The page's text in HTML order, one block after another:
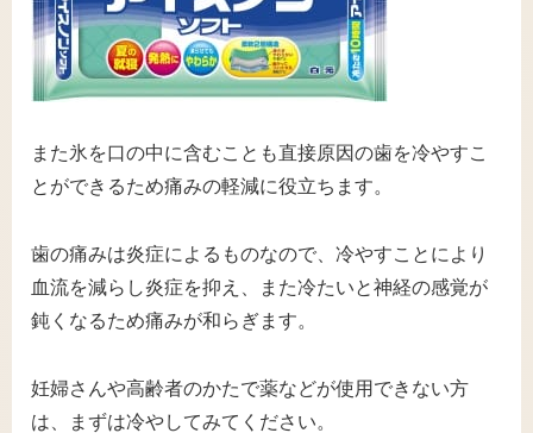
また氷を口の中に含むことも直接原因の歯を冷やすこ
とができるため痛みの軽減に役立ちます。
歯の痛みは炎症によるものなので、冷やすことにより
血流を減らし炎症を抑え、また冷たいと神経の感覚が
鈍くなるため痛みが和らぎます。
妊婦さんや高齢者のかたで薬などが使用できない方
は、まずは冷やしてみてください。